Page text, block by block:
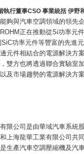
執行董事CSO 事業統括 伊野
能夠與汽車空調領域的領先
正在推動從Si功率元件
功率元件等豐富的先進
元件相結合的電源解決方
雙方也將透過聯合實驗室
及市場趨勢的電源解決方
限公司是由華域汽車系統
上海龍華工業有限公司共
生產汽車空調壓縮機及汽